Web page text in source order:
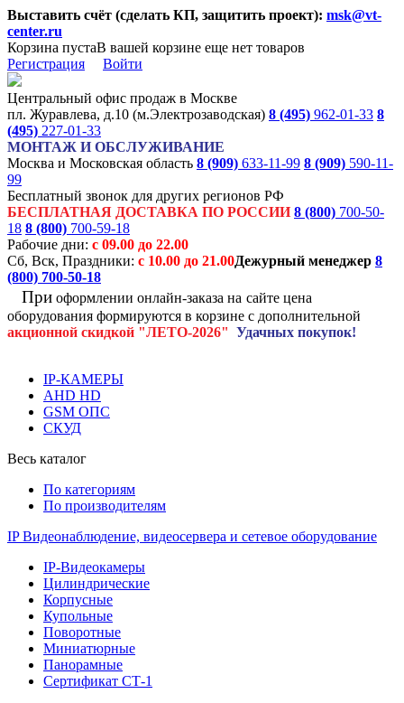
Выставить счёт (сделать КП, защитить проект): msk@vt-
center.ru
Корзина пустаВ вашей корзине еще нет товаров
Регистрация
Войти
Центральный офис продаж в Москве
пл. Журавлева, д.10 (м.Электрозаводская) 8 (495) 962-01-33 8
(495) 227-01-33
МОНТАЖ И ОБСЛУЖИВАНИЕ
Москва и Московская область 8 (909) 633-11-99 8 (909) 590-11-
99
Бесплатный звонок для других регионов РФ
БЕСПЛАТНАЯ ДОСТАВКА ПО РОССИИ 8 (800) 700-50-
18 8 (800) 700-59-18
Рабочие дни: с 09.00 до 22.00
Сб, Вск, Праздники: с 10.00 до 21.00Дежурный менеджер 8
(800) 700-50-18
При оформлении онлайн-заказа на сайте цена
оборудования формируются в корзине с дополнительной
акционной скидкой "ЛЕТО-2026" Удачных покупок!
IP-КАМЕРЫ
AHD HD
GSM ОПС
СКУД
Весь каталог
По категориям
По производителям
IP Видеонаблюдение, видеосервера и сетевое оборудование
IP-Видеокамеры
Цилиндрические
Корпусные
Купольные
Поворотные
Миниатюрные
Панорамные
Сертификат СТ-1